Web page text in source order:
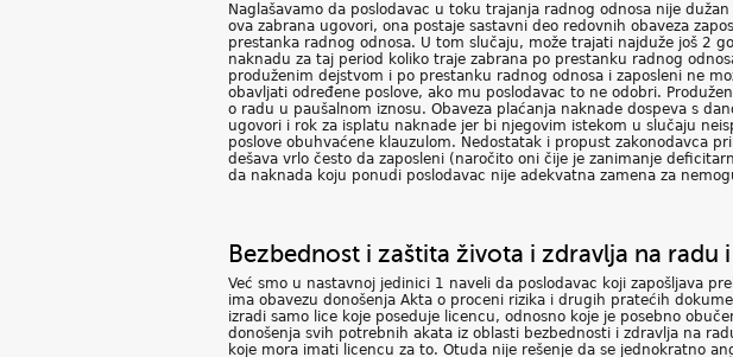
Naglašavamo da poslodavac u toku trajanja radnog odnosa nije
ova zabrana ugovori, ona postaje sastavni deo redovnih obaveza
prestanka radnog odnosa. U tom slučaju, može trajati najduže još 2
naknadu za taj period koliko traje zabrana po prestanku radnog
produženim dejstvom i po prestanku radnog odnosa i zaposleni ne
obavljati određene poslove, ako mu poslodavac to ne odobri.
o radu u paušalnom iznosu. Obaveza plaćanja naknade dospeva s
ugovori i rok za isplatu naknade jer bi njegovim istekom u slučaju
poslove obuhvaćene klauzulom. Nedostatak i propust zakonodavca
dešava vrlo često da zaposleni (naročito oni čije je zanimanje
da naknada koju ponudi poslodavac nije adekvatna zamena za
Bezbednost i zaštita života i zdravlja na
Već smo u nastavnoj jedinici 1 naveli da poslodavac koji zapošljava
ima obavezu donošenja Akta o proceni rizika i drugih pratećih
izradi samo lice koje poseduje licencu, odnosno koje je posebno
donošenja svih potrebnih akata iz oblasti bezbednosti i zdravlja na
koje mora imati licencu za to. Otuda nije rešenje da se jednokratno